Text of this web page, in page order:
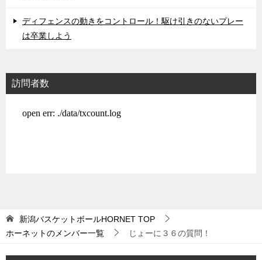
ディフェンスの動きをコントロール！駆け引きのないプレー
は卒業しよう
訪問者数
新潟バスケットボールHORNET TOP
ホーネットのメンバー一覧
じょーに３６の質問！